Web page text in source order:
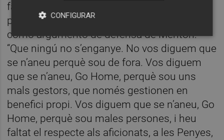
falta de respecte a l’afició”. También quiso
poner el acento en la falacia de la xenofobia
como argumento de defensa de Meriton:
“Que ningú no s’enganye. No vos diguem que
se n’aneu perquè sou de fora. Vos diguem
que se n’aneu, Go Home, perquè sou uns
mals gestors, que només gestionen en
benefici propi. Vos diguem que se n’aneu, Go
Home, perquè sou males persones, i heu
faltat el respecte als aficionats, a les Penyes,
CONFIGURAR